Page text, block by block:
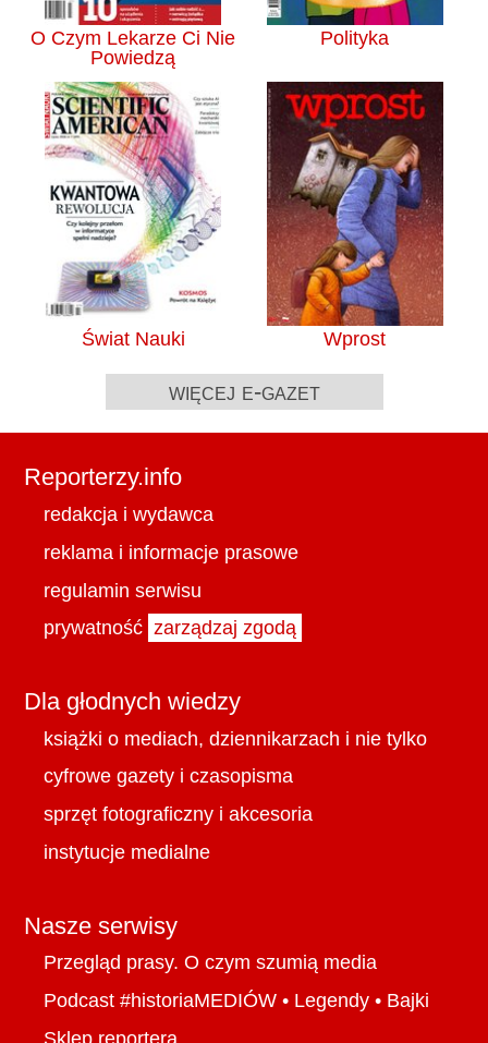
O Czym Lekarze Ci Nie
Powiedzą
Polityka
Świat Nauki Wprost
więcej e-gazet
Reporterzy.info
redakcja i wydawca
reklama i informacje prasowe
regulamin serwisu
prywatność zarządzaj zgodą
Dla głodnych wiedzy
książki o mediach, dziennikarzach i nie tylko
cyfrowe gazety i czasopisma
sprzęt fotograficzny i akcesoria
instytucje medialne
Nasze serwisy
Przegląd prasy. O czym szumią media
Podcast #historiaMEDIÓW • Legendy • Bajki